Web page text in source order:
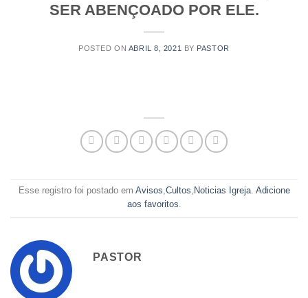
SER ABENÇOADO POR ELE.
POSTED ON ABRIL 8, 2021 BY PASTOR
Esse registro foi postado em Avisos Cultos Noticias Igreja. Adicione
aos favoritos
PASTOR